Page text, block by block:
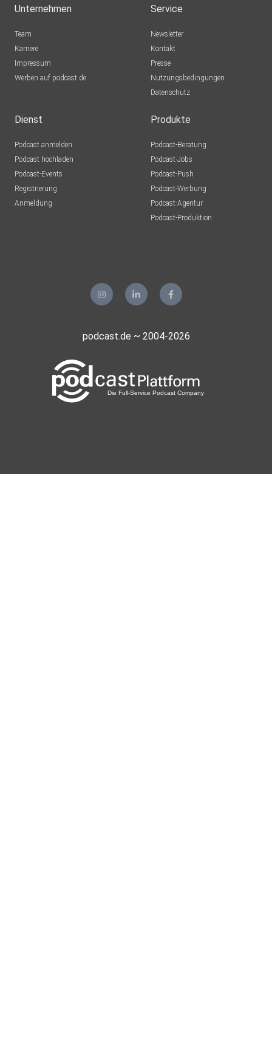
Unternehmen
Team
Karriere
Impressum
Werben auf podcast.de
Service
Newsletter
Kontakt
Presse
Nutzungsbedingungen
Datenschutz
Dienst
Podcast anmelden
Podcast hochladen
Podcast-Events
Registrierung
Anmeldung
Produkte
Podcast-Beratung
Podcast-Jobs
Podcast-Push
Podcast-Werbung
Podcast-Agentur
Podcast-Produktion
podcast.de ~ 2004-2026